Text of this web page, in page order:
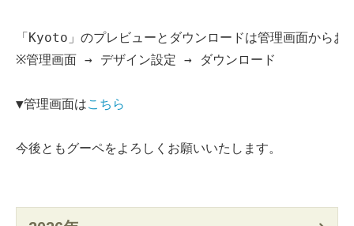
「Kyoto」のプレビューとダウンロードは管理画面からお
※管理画面 → デザイン設定 → ダウンロード
▼管理画面はこちら
今後ともグーペをよろしくお願いいたします。